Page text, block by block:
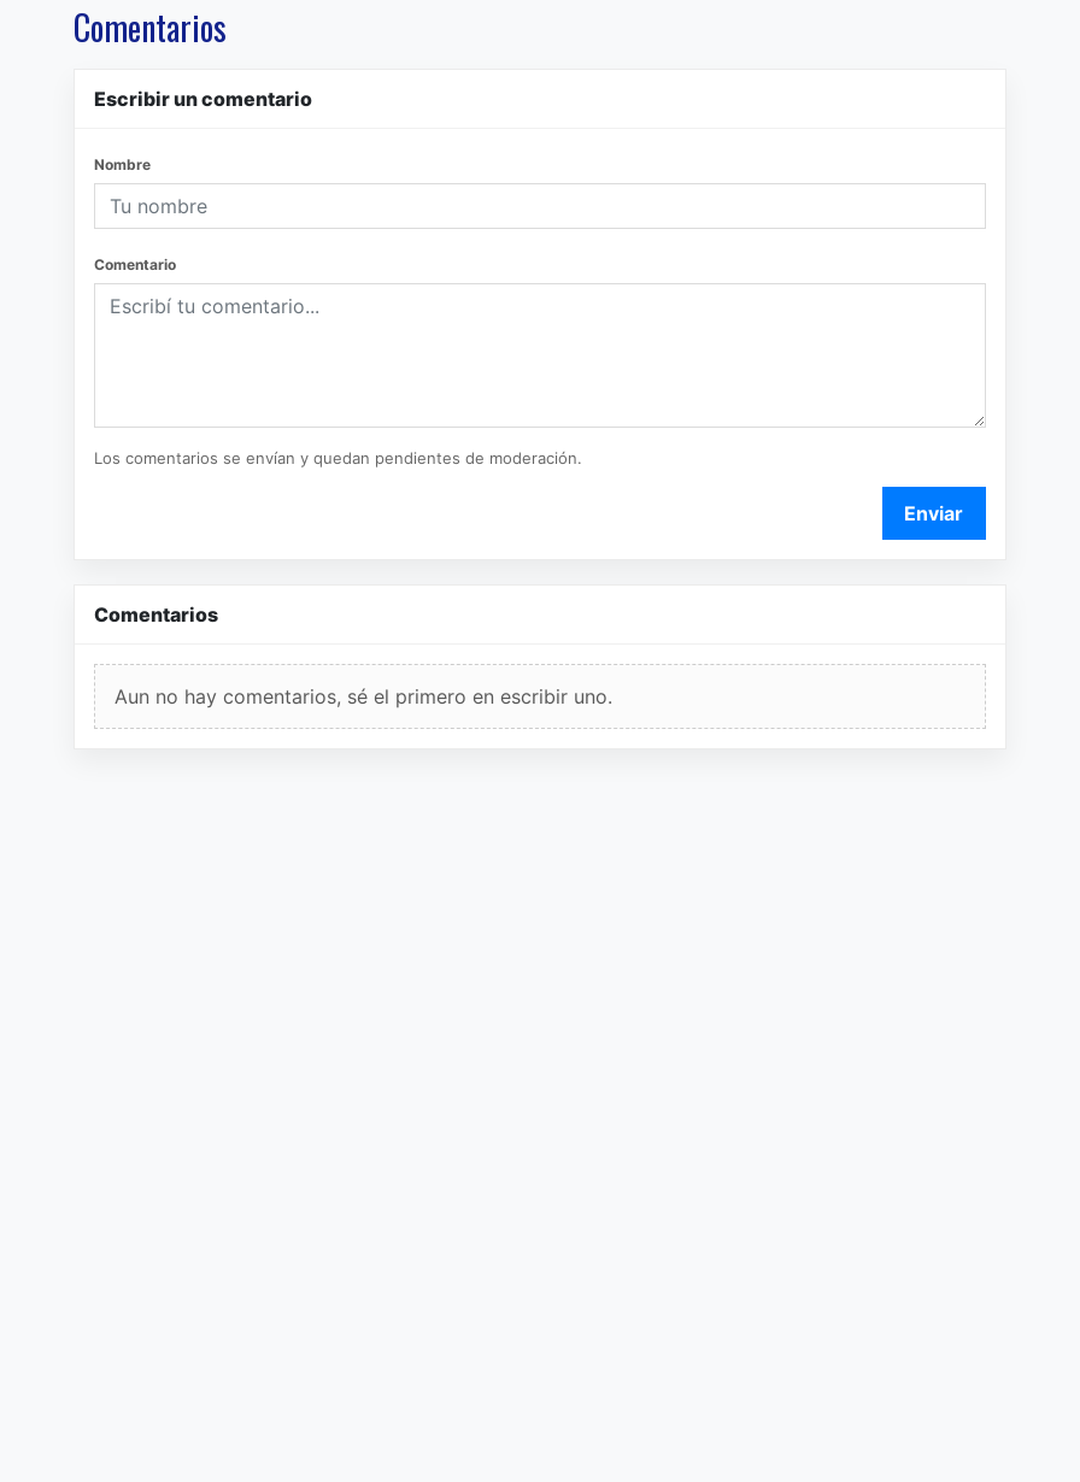
Comentarios
Escribir un comentario
Nombre
Comentario
Los comentarios se envían y quedan pendientes de moderación.
Enviar
Comentarios
Aun no hay comentarios, sé el primero en escribir uno.